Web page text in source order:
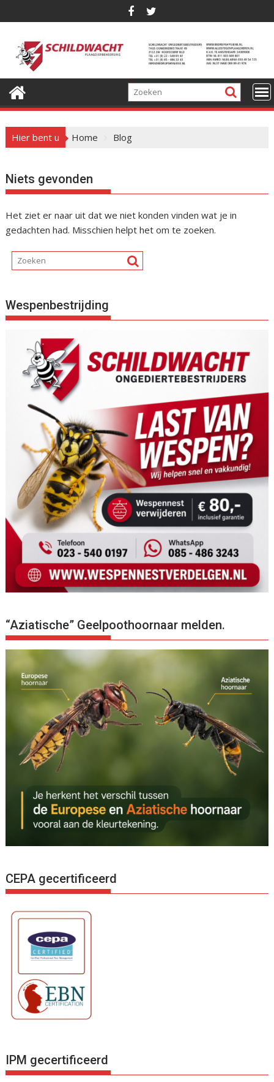
a
r
e
Hier bent u Home Blog
Niets gevonden
Het ziet er naar uit dat we niet konden vinden wat je in
gedachten had. Misschien helpt het om te zoeken.
Wespenbestrijding
“Aziatische” Geelpoothoornaar melden.
CEPA gecertificeerd
IPM gecertificeerd